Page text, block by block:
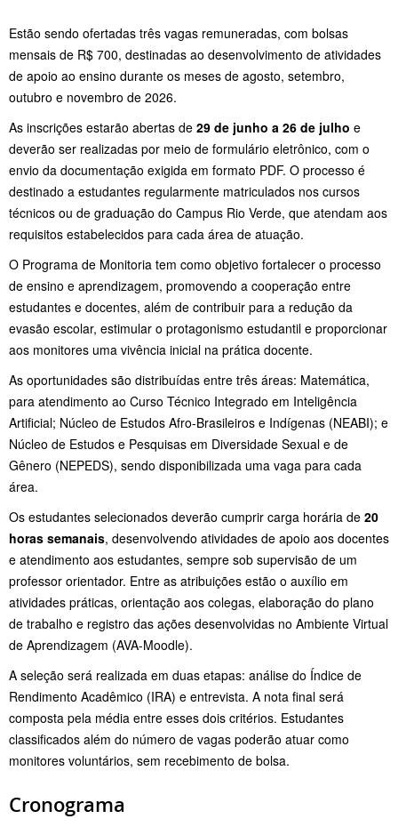
Estão sendo ofertadas três vagas remuneradas, com bolsas
mensais de R$ 700, destinadas ao desenvolvimento de atividades
de apoio ao ensino durante os meses de agosto, setembro,
outubro e novembro de 2026.
As inscrições estarão abertas de 29 de junho a 26 de julho e
deverão ser realizadas por meio de formulário eletrônico, com o
envio da documentação exigida em formato PDF. O processo é
destinado a estudantes regularmente matriculados nos cursos
técnicos ou de graduação do Campus Rio Verde, que atendam aos
requisitos estabelecidos para cada área de atuação.
O Programa de Monitoria tem como objetivo fortalecer o processo
de ensino e aprendizagem, promovendo a cooperação entre
estudantes e docentes, além de contribuir para a redução da
evasão escolar, estimular o protagonismo estudantil e proporcionar
aos monitores uma vivência inicial na prática docente.
As oportunidades são distribuídas entre três áreas: Matemática,
para atendimento ao Curso Técnico Integrado em Inteligência
Artificial; Núcleo de Estudos Afro-Brasileiros e Indígenas (NEABI); e
Núcleo de Estudos e Pesquisas em Diversidade Sexual e de
Gênero (NEPEDS), sendo disponibilizada uma vaga para cada
área.
Os estudantes selecionados deverão cumprir carga horária de 20
horas semanais, desenvolvendo atividades de apoio aos docentes
e atendimento aos estudantes, sempre sob supervisão de um
professor orientador. Entre as atribuições estão o auxílio em
atividades práticas, orientação aos colegas, elaboração do plano
de trabalho e registro das ações desenvolvidas no Ambiente Virtual
de Aprendizagem (AVA-Moodle).
A seleção será realizada em duas etapas: análise do Índice de
Rendimento Acadêmico (IRA) e entrevista. A nota final será
composta pela média entre esses dois critérios. Estudantes
classificados além do número de vagas poderão atuar como
monitores voluntários, sem recebimento de bolsa.
Cronograma